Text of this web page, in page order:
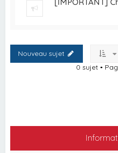
Nouveau sujet
0 sujet •